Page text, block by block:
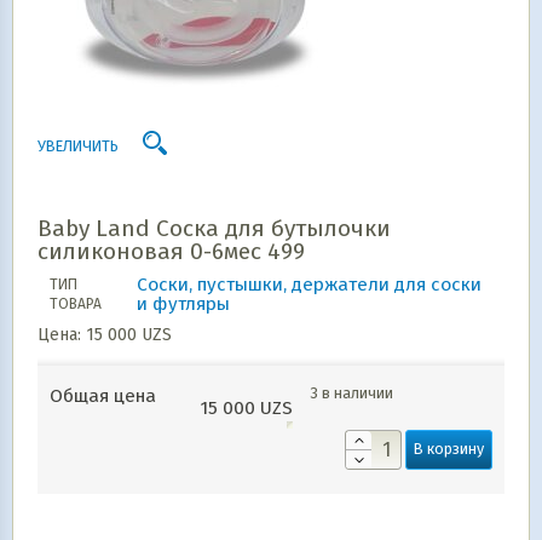
УВЕЛИЧИТЬ
Baby Land Соска для бутылочки
силиконовая 0-6мес 499
ТИП
ТОВАРА
Соски, пустышки, держатели для соски
и футляры
Цена: 15 000 UZS
Общая цена
15 000 UZS
3 в наличии
В корзину